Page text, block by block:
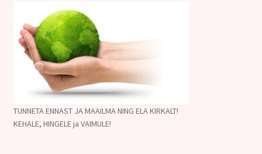
TUNNETA ENNAST JA MAAILMA NING ELA KIRKALT!
KEHALE, HINGELE ja VAIMULE!